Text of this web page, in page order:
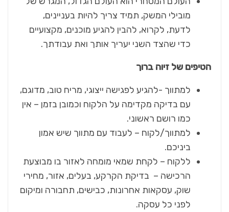
מובילי המשק, תמיד צריך להיות בעניינים,
לדעת, לקרוא, להבין להגיע מוכנים, מקצועיים
כדי שהצד השני יעריך אותך ואת עבודתך.
הטיפים של זיוה ברוך
למתווך -להגיע לפגישה ייצוגי, מריח טוב, מדוגם,
עם בדיקה מקדימה על הלקוח וכמובן בזמן – אין
כמו רושם ראשוני.
למתווך/לקוח – לעבוד עם מתווך שיש אמון
ביניכם.
ללקוח – לקחת שמאי מומחה לאזור בו מבוצעת
הרכישה – בדיקת הקרקע, בעלים, אזור, מחירי
שוק, עסקאות אחרונות, כבישים, תחבורה ומיקום
לפני כל עסקה.